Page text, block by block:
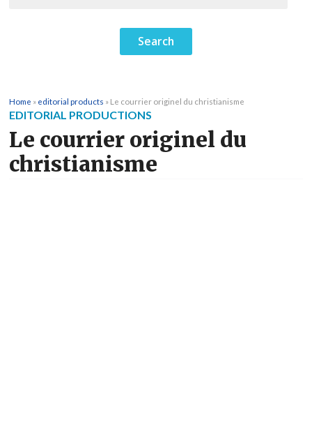
Home » editorial products » Le courrier originel du christianisme
EDITORIAL PRODUCTIONS
Le courrier originel du
christianisme